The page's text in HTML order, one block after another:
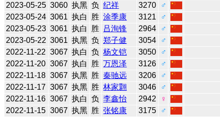
2023-05-25 3060 执黑 负 纪祥 3270
♂
2023-05-24 3061 执白 胜 涂季康 3121
♂
2023-05-23 3061 执白 胜 吕洵锋 2964
♂
2023-05-22 3061 执黑 负 郑子健 3054
♂
2022-11-22 3067 执白 负 杨文铠 3050
♂
2022-11-20 3067 执白 胜 万恩泽 3126
♂
2022-11-18 3067 执黑 胜 秦驰远 3206
♂
2022-11-17 3067 执黑 胜 林家翾 3046
♂
2022-11-16 3067 执白 负 李鑫怡 2942
♀
2022-11-15 3067 执黑 胜 张铭康 3175
♂